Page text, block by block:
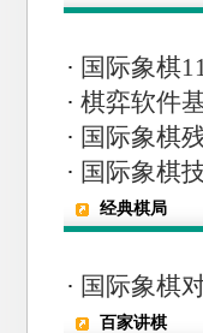
· 国际象棋
· 棋弈软件
· 国际象棋
· 国际象棋
经典棋局
· 国际象棋
百家讲棋